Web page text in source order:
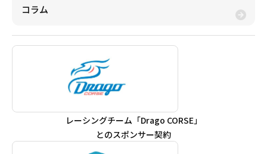
売りたい金券の買取価格を検索
買いたい金券を検索
コラム
レーシングチーム「Drago CORSE」
とのスポンサー契約